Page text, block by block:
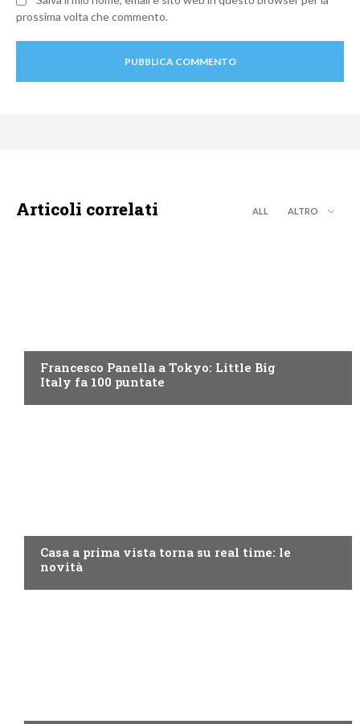
prossima volta che commento.
Articoli correlati ALL ALTRO
Francesco Panella a Tokyo: Little Big
Italy fa 100 puntate
Casa a prima vista torna su real time: le
novità